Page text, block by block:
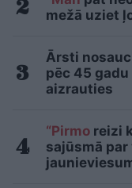
mežā uziet
Ārsti
pēc 45
aizrauties
“Pirmo reizi
sajūsmā